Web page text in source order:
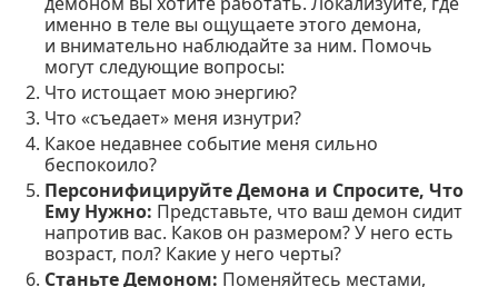
именно в теле вы ощущаете этого демона,
и внимательно наблюдайте за ним. Помочь
могут следующие вопросы:
Что истощает мою энергию?
Что «съедает» меня изнутри?
Какое недавнее событие меня сильно
беспокоило?
Персонифицируйте Демона и Спросите, Что
Ему Нужно: Представьте, что ваш демон сидит
напротив вас. Каков он размером? У него есть
возраст, пол? Какие у него черты?
Станьте Демоном: Поменяйтесь местами,